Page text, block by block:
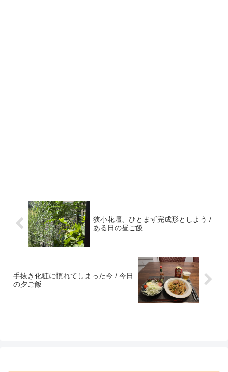
狭小花壇、ひとまず完成形としよう /
ある日の昼ご飯
手抜き化粧に慣れてしまった今 / 今日
の夕ご飯